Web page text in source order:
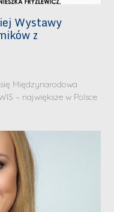
Wystawy
z
Międzynarodowa
– największe w Polsce